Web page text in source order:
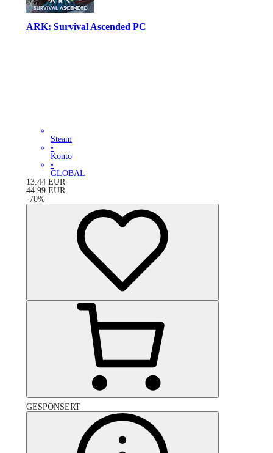
ARK: Survival Ascended PC
Steam
•
Konto
•
GLOBAL
13.44 EUR
44.99 EUR
-70%
GESPONSERT